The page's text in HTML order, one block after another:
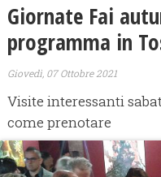
Giornate Fai
programma in
Giovedì, 07 Ottobre 2021
Visite interessanti
come prenotare